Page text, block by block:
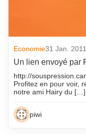
février 2025
janvier 2025
décembre 2024
novembre 2024
octobre 2024
Economie31 Jan. 2011
Un lien envoyé par
http://
Profitez en pour voir,
notre ami Hairy du […]
piwi